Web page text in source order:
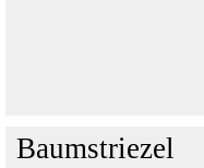
Baumstriezel